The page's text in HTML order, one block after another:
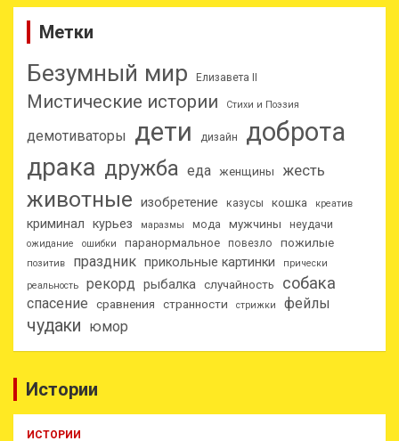
Метки
Безумный мир Елизавета II
Мистические истории Стихи и Поэзия
демотиваторы дети дизайн доброта
драка дружба еда женщины жесть
животные изобретение казусы кошка креатив
криминал курьез маразмы мода мужчины неудачи
ожидание ошибки паранормальное повезло пожилые
позитив праздник прикольные картинки
прически
реальность
рекорд рыбалка случайность собака
спасение сравнения странности стрижки фейлы
чудаки юмор
Истории
ИСТОРИИ